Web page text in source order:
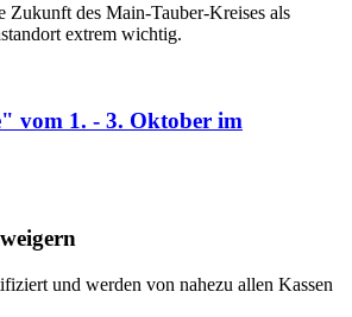
Zukunft des Main-Tauber-Kreises als
extrem wichtig.
vom 1. - 3. Oktober im
und werden von nahezu allen Kassen